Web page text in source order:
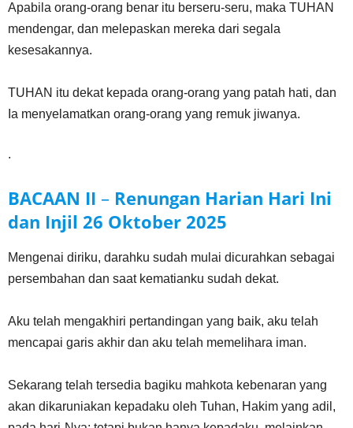
Apabila orang-orang benar itu berseru-seru, maka TUHAN
mendengar, dan melepaskan mereka dari segala
kesesakannya.
TUHAN itu dekat kepada orang-orang yang patah hati, dan
Ia menyelamatkan orang-orang yang remuk jiwanya.
.
BACAAN II – Renungan Harian Hari Ini
dan Injil 26 Oktober 2025
Mengenai diriku, darahku sudah mulai dicurahkan sebagai
persembahan dan saat kematianku sudah dekat.
Aku telah mengakhiri pertandingan yang baik, aku telah
mencapai garis akhir dan aku telah memelihara iman.
Sekarang telah tersedia bagiku mahkota kebenaran yang
akan dikaruniakan kepadaku oleh Tuhan, Hakim yang adil,